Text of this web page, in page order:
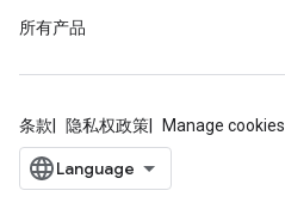
所有产品
条款 隐私权政策 Manage cookies